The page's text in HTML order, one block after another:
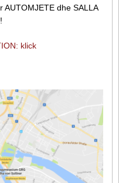
AUTOMJETE dhe SALLA
klick